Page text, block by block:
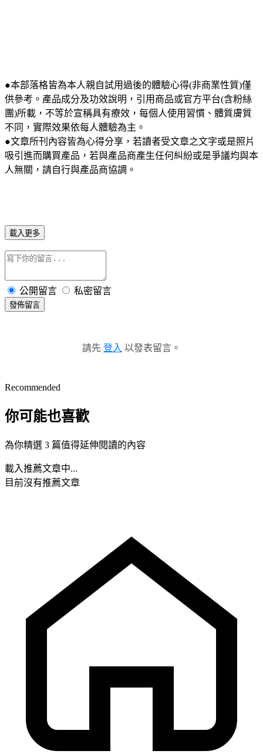
●本部落格皆為本人親自試用過後的體驗心得(非商業性質)僅
供參考。產品成分及功效說明，引用商品或官方平台(含粉絲
團)所載，不等於宣稱具有療效，每個人使用習慣、體質膚質
不同，實際效果依每人體驗為主。
●文章所刊內容皆為心得分享，若讀者受文章之文字或是照片
吸引進而購買產品，若與產品商產生任何糾紛或是爭議均與本
人無關，請自行與產品商協調。
載入更多
公開留言 私密留言
發佈留言
請先 登入 以發表留言。
Recommended
你可能也喜歡
為你精選 3 篇值得延伸閱讀的內容
載入推薦文章中...
目前沒有推薦文章